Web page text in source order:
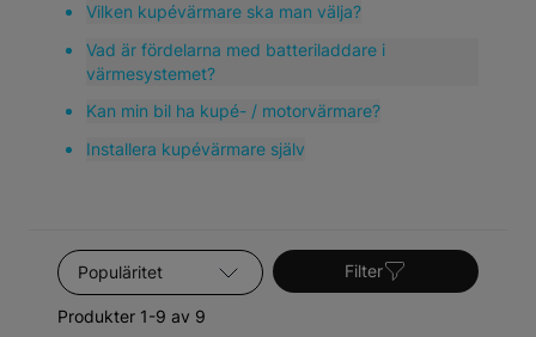
Vilken kupévärmare ska man välja?
Vad är fördelarna med batteriladdare i
värmesystemet?
Kan min bil ha kupé- / motorvärmare?
Installera kupévärmare själv
Sortera efter
Produkter 1-9 av 9
Filter